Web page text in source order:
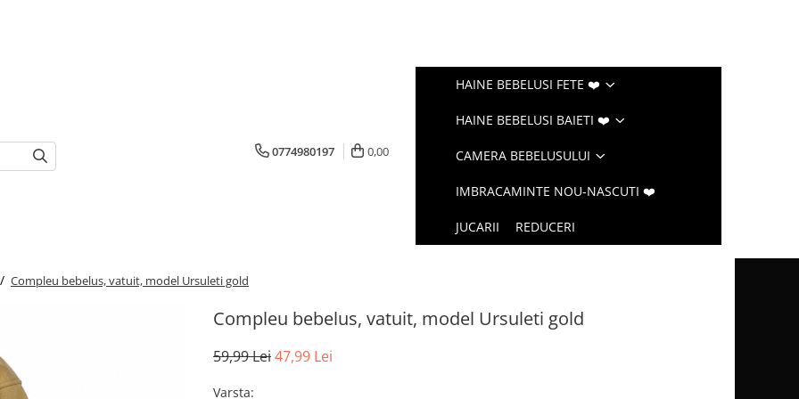
0774980197 0,00
HAINE BEBELUSI FETE ❤️
HAINE BEBELUSI BAIETI ❤️
CAMERA BEBELUSULUI
IMBRACAMINTE NOU-NASCUTI ❤️
JUCARII REDUCERI
Compleu bebelus, vatuit, model Ursuleti gold
Compleu bebelus, vatuit, model Ursuleti gold
59,99 Lei47,99 Lei
Varsta: